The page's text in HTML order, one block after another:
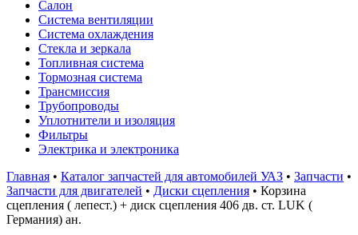
Салон
Система вентиляции
Система охлаждения
Стекла и зеркала
Топливная система
Тормозная система
Трансмиссия
Трубопроводы
Уплотнители и изоляция
Фильтры
Электрика и электроника
Главная • Каталог запчастей для автомобилей УАЗ • Запчасти •
Запчасти для двигателей • Диски сцепления • Корзина
сцепления ( лепест.) + диск сцепления 406 дв. ст. LUK (
Германия) ан.